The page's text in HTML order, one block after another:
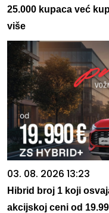
25.000 kupaca već
više
03. 08. 2026 13:23
Hibrid broj 1 koji
akcijskoj ceni od